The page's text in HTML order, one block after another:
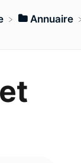
​Annuaire